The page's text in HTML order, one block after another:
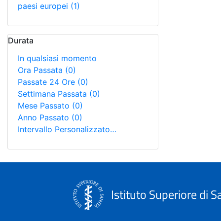
paesi europei (1)
Durata
In qualsiasi momento
Ora Passata (0)
Passate 24 Ore (0)
Settimana Passata (0)
Mese Passato (0)
Anno Passato (0)
Intervallo Personalizzato…
Istituto Superiore di